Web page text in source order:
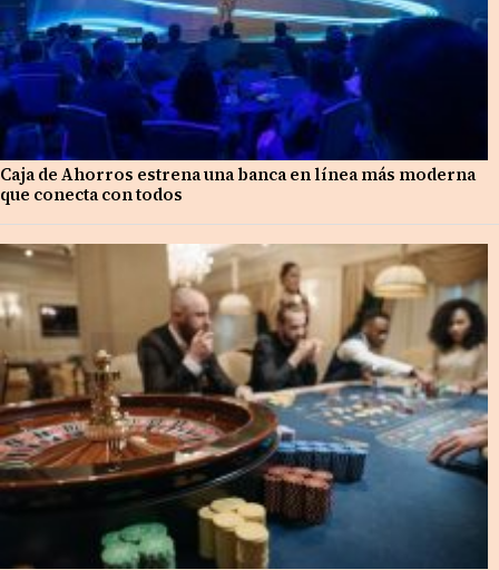
Caja de Ahorros estrena una banca en línea más moderna
que conecta con todos